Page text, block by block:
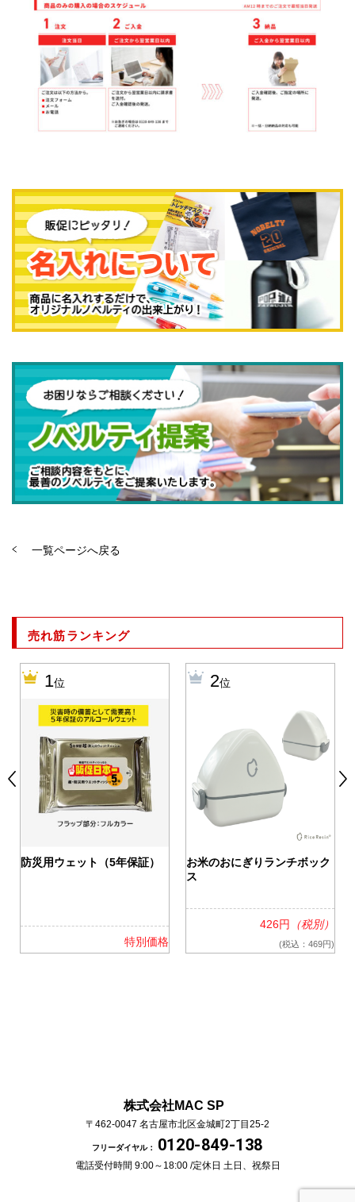
一覧ページへ戻る
売れ筋ランキング
1位
防災用ウェット（5年保証）
特別価格
2位
お米のおにぎりランチボック
ス
426円 （税別）
(税込：469円)
株式会社MAC SP
〒462-0047 名古屋市北区金城町2丁目25-2
フリーダイヤル： 0120-849-138
電話受付時間 9:00～18:00 /定休日 土日、祝祭日